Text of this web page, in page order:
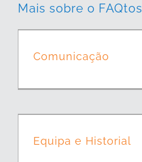
Mais sobre o FAQtos
Comunicação
Equipa e Historial